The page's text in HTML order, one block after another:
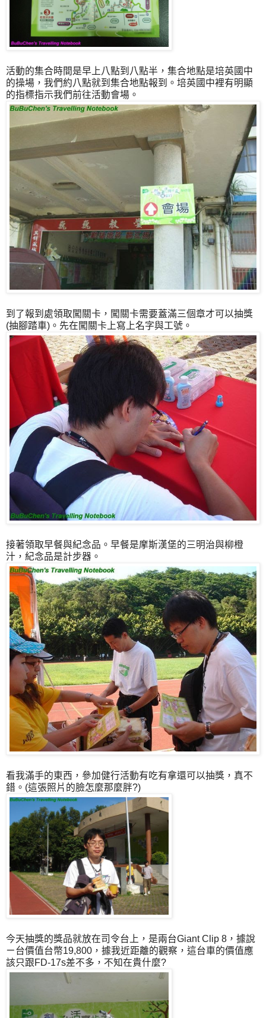
活動的集合時間是早上八點到八點半，集合地點是培英國中
的操場，我們約八點就到集合地點報到。培英國中裡有明顯
的指標指示我們前往活動會場。
到了報到處領取闖關卡，闖關卡需要蓋滿三個章才可以抽獎
(抽腳踏車)。先在闖關卡上寫上名字與工號。
接著領取早餐與紀念品。早餐是摩斯漢堡的三明治與柳橙
汁，紀念品是計步器。
看我滿手的東西，參加健行活動有吃有拿還可以抽獎，真不
錯。(這張照片的臉怎麼那麼胖?)
今天抽獎的獎品就放在司令台上，是兩台Giant Clip 8，據說
ㄧ台價值台幣19,800，據我近距離的觀察，這台車的價值應
該只跟FD-17s差不多，不知在貴什麼?